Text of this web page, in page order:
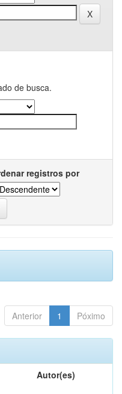
de busca.
registros por
Anterior 1 Póximo
Autor(es)